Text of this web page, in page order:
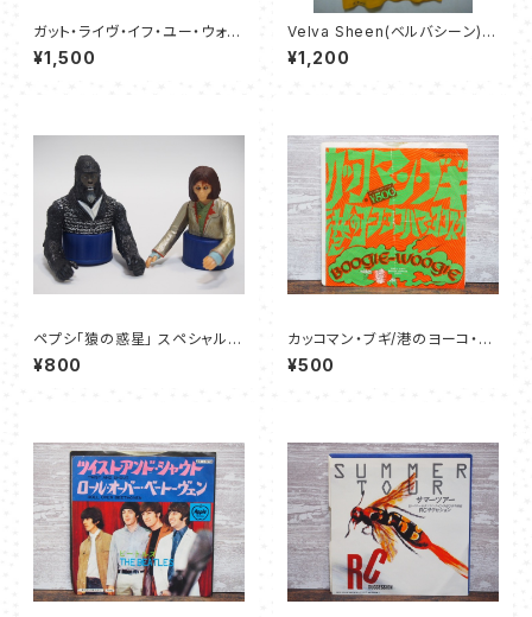
ガット・ライヴ・イフ・ユー・ウォン
ト・イット – ローリング・ストーン
ズ
¥1,500
Velva Sheen(ベルバシーン)
ヴィンテージプリントTシャツ
¥1,200
ペプシ「猿の惑星」 スペシャルボ
トルキャップ – ARI（アリ）& KRU
LL（クラル）
¥800
カッコマン・ブギ/港のヨーコ・ヨ
コハマ・ヨコスカ - ダウン・タウ
ン・ブギウギ・バンド
¥500